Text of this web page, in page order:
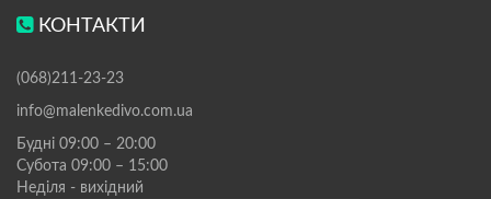
КОНТАКТИ
(068)211-23-23
info@malenkedivo.com.ua
Будні 09:00 – 20:00
Субота 09:00 – 15:00
Неділя - вихідний